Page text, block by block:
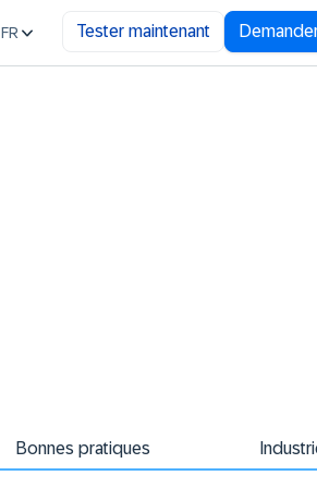
FR Tester maintenant
Bonnes pratiques